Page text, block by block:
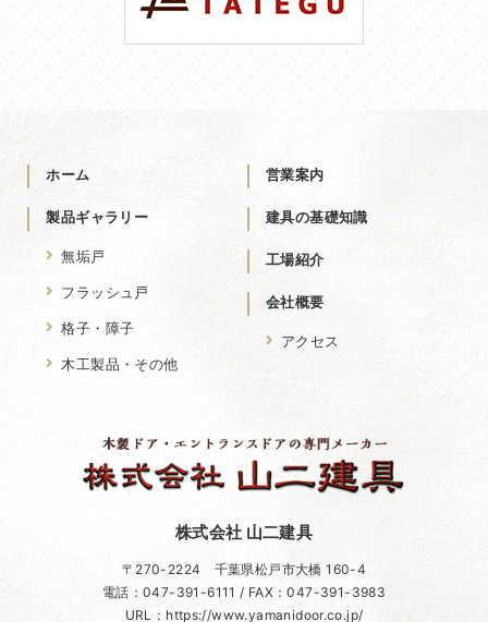
ホーム
製品ギャラリー
無垢戸
フラッシュ戸
格子・障子
木工製品・その他
営業案内
建具の基礎知識
工場紹介
会社概要
アクセス
株式会社 山二建具
〒270-2224 千葉県松戸市大橋 160-4
電話：047-391-6111 / FAX：047-391-3983
URL：https://www.yamanidoor.co.jp/